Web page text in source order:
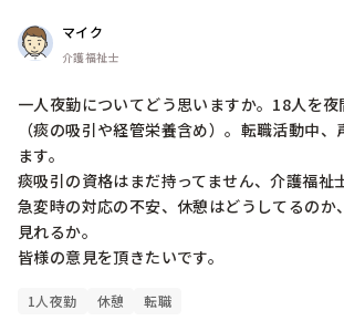
マイク
介護福祉士
一人夜勤についてどう思いますか。18人を
（痰の吸引や経管栄養含め）。転職活動中
ます。
痰吸引の資格はまだ持ってません、介護福祉
急変時の対応の不安、休憩はどうしてるのか
見れるか。
皆様の意見を頂きたいです。
1人夜勤 休憩 転職